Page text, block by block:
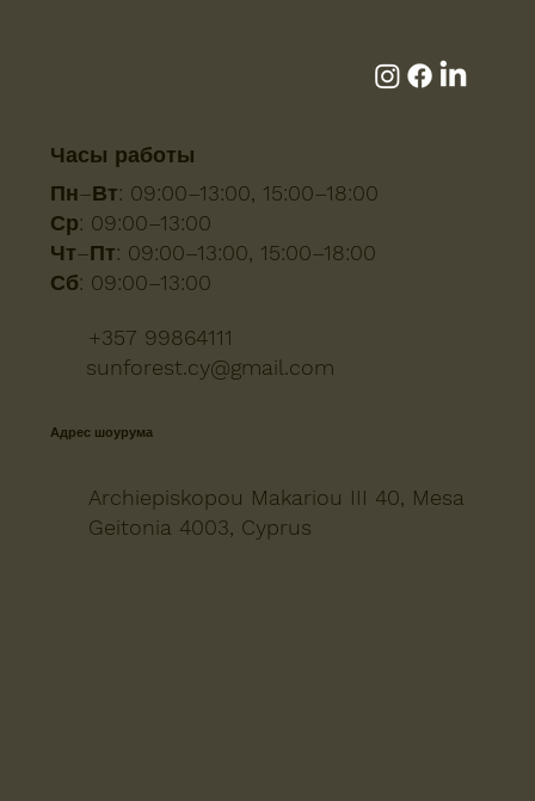
Адрес шоурума
+357 99864111
sunforest.cy@gmail.com
Часы работы
Пн–Вт: 09:00–13:00, 15:00–18:00
Ср: 09:00–13:00
Чт–Пт: 09:00–13:00, 15:00–18:00
Сб: 09:00–13:00
Archiepiskopou Makariou III 40, Mesa
Geitonia 4003, Cyprus